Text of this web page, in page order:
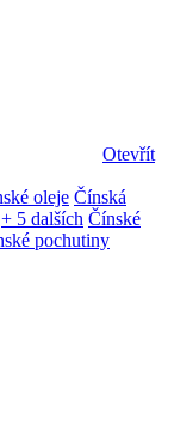
Otevřít
oleje Čínská
+ 5 dalších Čínské
pochutiny